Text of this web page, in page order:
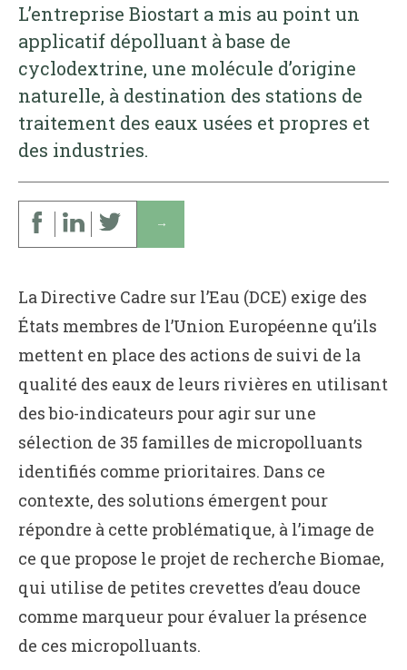
L’entreprise Biostart a mis au point un
applicatif dépolluant à base de
cyclodextrine, une molécule d’origine
naturelle, à destination des stations de
traitement des eaux usées et propres et
des industries.
↓
La Directive Cadre sur l’Eau (DCE) exige des
États membres de l’Union Européenne qu’ils
mettent en place des actions de suivi de la
qualité des eaux de leurs rivières en utilisant
des bio-indicateurs pour agir sur une
sélection de 35 familles de micropolluants
identifiés comme prioritaires. Dans ce
contexte, des solutions émergent pour
répondre à cette problématique, à l’image de
ce que propose le projet de recherche Biomae,
qui utilise de petites crevettes d’eau douce
comme marqueur pour évaluer la présence
de ces micropolluants.